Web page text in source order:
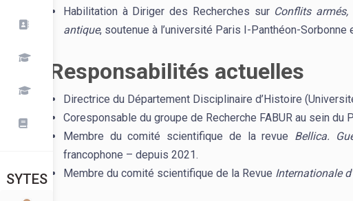
SYTES
Habilitation à Diriger des Recherches sur Conflits
antique, soutenue à l’université Paris I-Panthéon-Sorbonne
Responsabilités actuelles
Directrice du Département Disciplinaire d’Histoire
Coresponsable du groupe de Recherche FABUR au sein du
Membre du comité scientifique de la revue Bellica.
francophone – depuis 2021.
Membre du comité scientifique de la Revue Internationale